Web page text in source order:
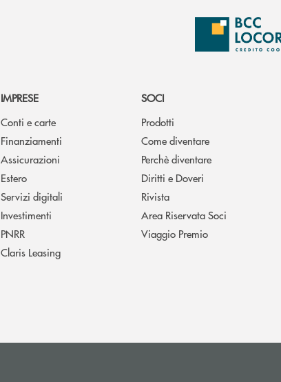
IMPRESE
Conti e carte
Finanziamenti
Assicurazioni
Estero
Servizi digitali
Investimenti
PNRR
Claris Leasing
SOCI
Prodotti
Come diventare
Perchè diventare
Diritti e Doveri
Rivista
Area Riservata Soci
Viaggio Premio